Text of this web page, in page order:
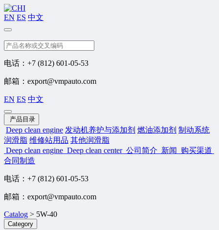
EN ES 中文
搜索
电话：+7 (812) 601-05-53
邮箱：export@vmpauto.com
EN ES 中文
产品目录
Deep clean engine 发动机养护与添加剂 燃油添加剂 制动系统
润滑脂 维修站用品 其他润滑脂
Deep clean engine Deep clean center 公司简介 新闻
购买渠道
合同制造
电话：+7 (812) 601-05-53
邮箱：export@vmpauto.com
Catalog > 5W-40
Category